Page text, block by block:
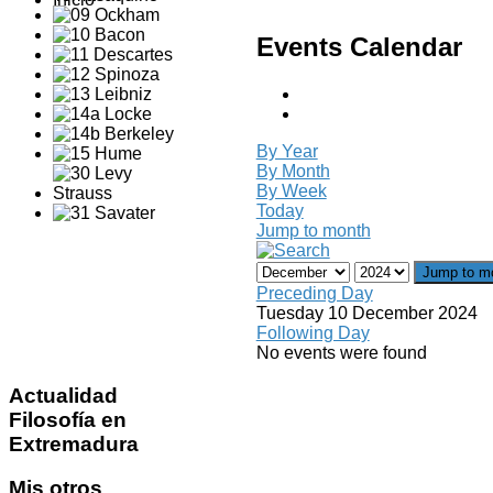
Events Calendar
By Year
By Month
By Week
Today
Jump to month
Jump to
Preceding Day
Tuesday 10 December 2024
Following Day
No events were found
Actualidad
Filosofía en
Extremadura
Mis otros